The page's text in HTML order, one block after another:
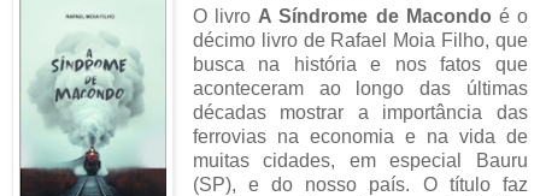
O livro A Síndrome de Macondo é o
décimo livro de Rafael Moia Filho, que
busca na história e nos fatos que
aconteceram ao longo das últimas
décadas mostrar a importância das
ferrovias na economia e na vida de
muitas cidades, em especial Bauru
(SP), e do nosso país. O título faz